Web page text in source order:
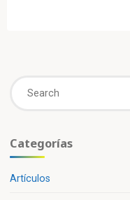
Categorías
Artículos